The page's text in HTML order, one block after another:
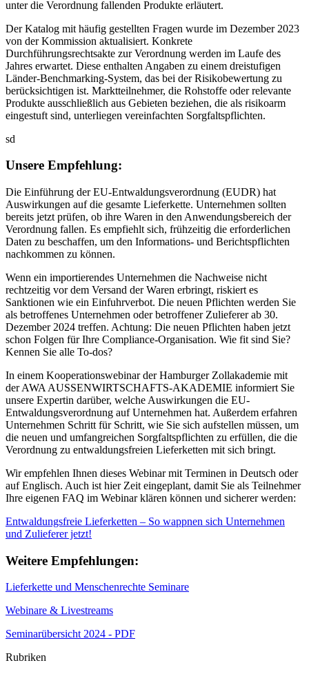
unter die Verordnung fallenden Produkte erläutert.
Der Katalog mit häufig gestellten Fragen wurde im Dezember 2023
von der Kommission aktualisiert. Konkrete
Durchführungsrechtsakte zur Verordnung werden im Laufe des
Jahres erwartet. Diese enthalten Angaben zu einem dreistufigen
Länder-Benchmarking-System, das bei der Risikobewertung zu
berücksichtigen ist. Marktteilnehmer, die Rohstoffe oder relevante
Produkte ausschließlich aus Gebieten beziehen, die als risikoarm
eingestuft sind, unterliegen vereinfachten Sorgfaltspflichten.
sd
Unsere Empfehlung:
Die Einführung der EU-Entwaldungsverordnung (EUDR) hat
Auswirkungen auf die gesamte Lieferkette. Unternehmen sollten
bereits jetzt prüfen, ob ihre Waren in den Anwendungsbereich der
Verordnung fallen. Es empfiehlt sich, frühzeitig die erforderlichen
Daten zu beschaffen, um den Informations- und Berichtspflichten
nachkommen zu können.
Wenn ein importierendes Unternehmen die Nachweise nicht
rechtzeitig vor dem Versand der Waren erbringt, riskiert es
Sanktionen wie ein Einfuhrverbot. Die neuen Pflichten werden Sie
als betroffenes Unternehmen oder betroffener Zulieferer ab 30.
Dezember 2024 treffen. Achtung: Die neuen Pflichten haben jetzt
schon Folgen für Ihre Compliance-Organisation. Wie fit sind Sie?
Kennen Sie alle To-dos?
In einem Kooperationswebinar der Hamburger Zollakademie mit
der AWA AUSSENWIRTSCHAFTS-AKADEMIE informiert Sie
unsere Expertin darüber, welche Auswirkungen die EU-
Entwaldungsverordnung auf Unternehmen hat. Außerdem erfahren
Unternehmen Schritt für Schritt, wie Sie sich aufstellen müssen, um
die neuen und umfangreichen Sorgfaltspflichten zu erfüllen, die die
Verordnung zu entwaldungsfreien Lieferketten mit sich bringt.
Wir empfehlen Ihnen dieses Webinar mit Terminen in Deutsch oder
auf Englisch. Auch ist hier Zeit eingeplant, damit Sie als Teilnehmer
Ihre eigenen FAQ im Webinar klären können und sicherer werden:
Entwaldungsfreie Lieferketten – So wappnen sich Unternehmen
und Zulieferer jetzt!
Weitere Empfehlungen:
Lieferkette und Menschenrechte Seminare
Webinare & Livestreams
Seminarübersicht 2024 - PDF
Rubriken